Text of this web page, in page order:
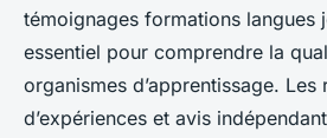
témoignages formations langues
essentiel pour comprendre la
organismes d’apprentissage. Les
d’expériences et avis